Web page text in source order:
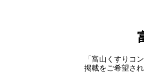
「富山くすりコ
掲載をご希望さ